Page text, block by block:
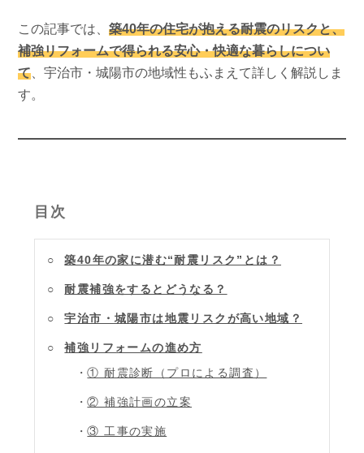
この記事では、築40年の住宅が抱える耐震のリスクと、
補強リフォームで得られる安心・快適な暮らしについ
て 、宇治市・城陽市の地域性もふまえて詳しく解説しま
す。
目次
築40年の家に潜む“耐震リスク”とは？
耐震補強をするとどうなる？
宇治市・城陽市は地震リスクが高い地域？
補強リフォームの進め方
① 耐震診断（プロによる調査）
② 補強計画の立案
③ 工事の実施